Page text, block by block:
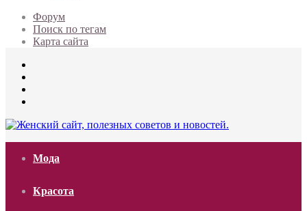
Форум
Поиск по тегам
Карта сайта
Мода
Красота